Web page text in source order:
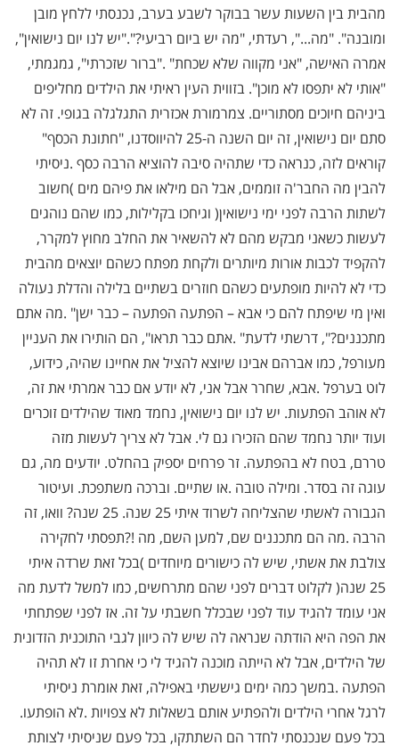
מהבית בין השעות עשר בבוקר לשבע בערב, נכנסתי ללחץ מובן
ומובנה". "מה...", רעדתי, "מה יש ביום רביעי?"."יש לנו יום נישואין",
אמרה האישה, "אני מקווה שלא שכחת". "ברור שזכרתי", גמגמתי,
"אותי לא יתפסו לא מוכן". בזווית העין ראיתי את הילדים מחליפים
ביניהם חיוכים מסתוריים. צמרמורת אכזרית התגלגלה בגופי. זה לא
סתם יום נישואין, זה יום השנה ה-25 להיווסדנו, "חתונת הכסף"
קוראים לזה, כנראה כדי שתהיה סיבה להוציא הרבה כסף .ניסיתי
להבין מה החבר'ה זוממים, אבל הם מילאו את פיהם מים )חשוב
לשתות הרבה לפני ימי נישואין( וגיחכו בקלילות, כמו שהם נוהגים
לעשות כשאני מבקש מהם לא להשאיר את החלב מחוץ למקרר,
להקפיד לכבות אורות מיותרים ולקחת מפתח כשהם יוצאים מהבית
כדי לא להיות מופתעים כשהם חוזרים בשתיים בלילה והדלת נעולה
ואין מי שיפתח להם כי אבא – הפתעה הפתעה –כבר ישן. "מה אתם
מתכננים?", דרשתי לדעת. "אתם כבר תראו", הם הותירו את העניין
מעורפל, כמו אברהם אבינו שיוצא להציל את אחיינו שהיה, כידוע,
לוט בערפל .אבא, שחרר אבל אני, לא יודע אם כבר אמרתי את זה,
לא אוהב הפתעות. יש לנו יום נישואין, נחמד מאוד שהילדים זוכרים
ועוד יותר נחמד שהם הזכירו גם לי. אבל לא צריך לעשות מזה
טררם, בטח לא בהפתעה. זר פרחים יספיק בהחלט. יודעים מה, גם
עוגה זה בסדר. ומילה טובה .או שתיים. וברכה משתפכת. ועיטור
הגבורה לאשתי שהצליחה לשרוד איתי 25 שנה. 25 שנה? וואו, זה
הרבה .מה הם מתכננים שם, למען השם, מה ?!תפסתי לחקירה
צולבת את אשתי, שיש לה כישורים מיוחדים )בכל זאת שרדה איתי
25 שנה( לקלוט דברים לפני שהם מתרחשים, כמו למשל לדעת מה
אני עומד להגיד עוד לפני שבכלל חשבתי על זה. אז לפני שפתחתי
את הפה היא הודתה שנראה לה שיש לה כיוון לגבי התוכנית הזדונית
של הילדים, אבל לא הייתה מוכנה להגיד לי כי אחרת זו לא תהיה
הפתעה .במשך כמה ימים גיששתי באפילה, זאת אומרת ניסיתי
לרגל אחרי הילדים ולהפתיע אותם בשאלות לא צפויות .לא הופתעו.
בכל פעם שנכנסתי לחדר הם השתתקו, בכל פעם שניסיתי לצותת